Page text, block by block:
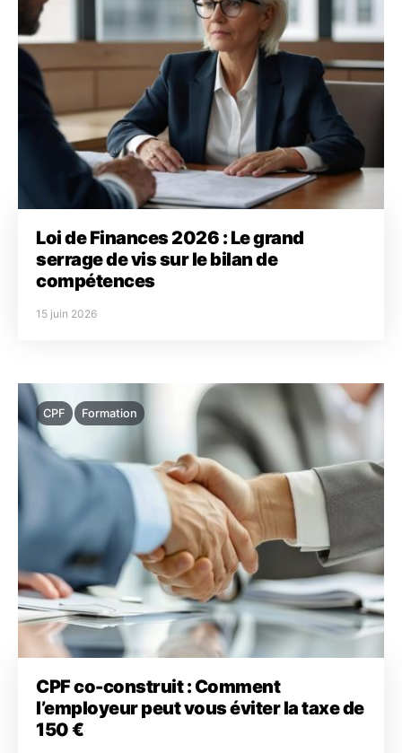
Loi de Finances 2026 : Le grand
serrage de vis sur le bilan de
compétences
15 juin 2026
CPF Formation
CPF co-construit : Comment
l’employeur peut vous éviter la taxe de
150 €